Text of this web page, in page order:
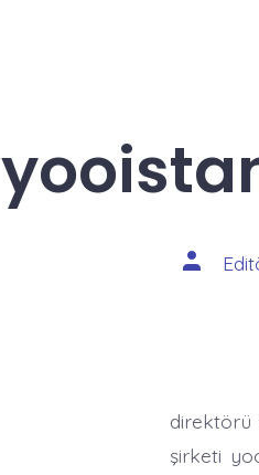
Yazının
yazarı
direktörü
şirketi